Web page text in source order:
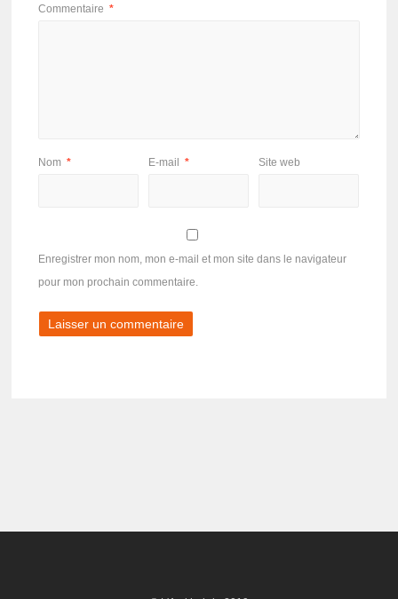
Commentaire *
Nom * E-mail * Site web
Enregistrer mon nom, mon e-mail et mon site dans le navigateur
pour mon prochain commentaire.